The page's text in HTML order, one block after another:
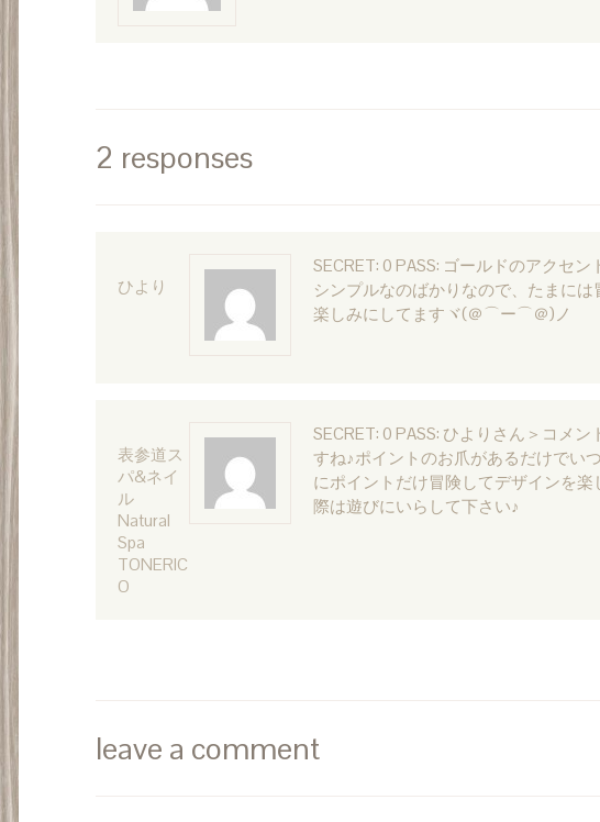
2 responses
ひより
SECRET: 0 PASS: ゴールドのアクセ
シンプルなのばかりなので、たまに
楽しみにしてますヾ(＠⌒ー⌒＠)ノ
表参道ス
パ&ネイ
ル
Natural
Spa
TONERIC
O
SECRET: 0 PASS: ひよりさん＞コメ
すね♪ポイントのお爪があるだけでい
にポイントだけ冒険してデザインを
際は遊びにいらして下さい♪
leave a comment